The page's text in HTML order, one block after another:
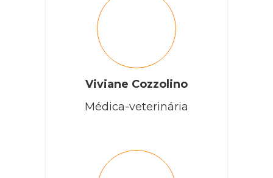
Viviane Cozzolino
Médica-veterinária